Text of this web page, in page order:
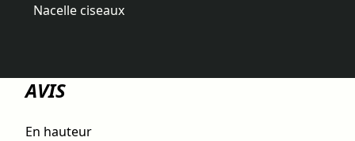
Nacelle ciseaux
AVIS
En hauteur